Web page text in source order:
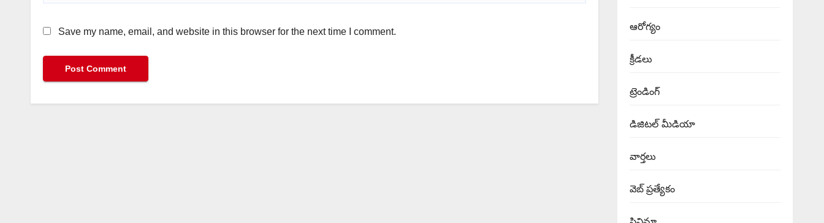
Save my name, email, and website in this browser for the next time I comment. ఆరోగ్యం
క్రీడలు
ట్రెండింగ్
డిజిటల్ మీడియా
వార్త‌లు
వెబ్ ప్రత్యేకం